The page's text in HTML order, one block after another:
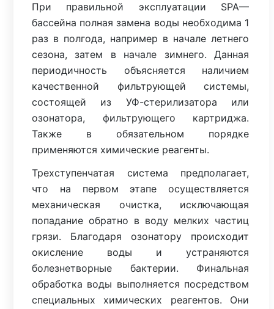
При правильной эксплуатации SPA—
бассейна полная замена воды необходима 1
раз в полгода, например в начале летнего
сезона, затем в начале зимнего. Данная
периодичность объясняется наличием
качественной фильтрующей системы,
состоящей из УФ-стерилизатора или
озонатора, фильтрующего картриджа.
Также в обязательном порядке
применяются химические реагенты.
Трехступенчатая система предполагает,
что на первом этапе осуществляется
механическая очистка, исключающая
попадание обратно в воду мелких частиц
грязи. Благодаря озонатору происходит
окисление воды и устраняются
болезнетворные бактерии. Финальная
обработка воды выполняется посредством
специальных химических реагентов. Они